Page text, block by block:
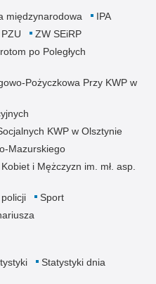
międzynarodowa
IPA
ZW SEiRP
po Poległych
Pożyczkowa Przy KWP w
KWP w Olsztynie
Mazurskiego
i Mężczyzn im. mł. asp.
Sport
Statystyki dnia